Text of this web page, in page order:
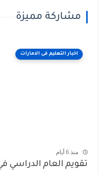
مشاركة مميزة
اخبار التعليم فى الامارات
منذ 6 أيام